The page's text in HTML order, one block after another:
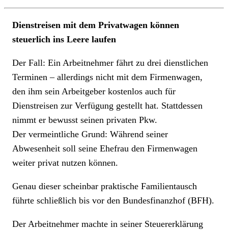
Dienstreisen mit dem Privatwagen können
steuerlich ins Leere laufen
Der Fall: Ein Arbeitnehmer fährt zu drei dienstlichen
Terminen – allerdings nicht mit dem Firmenwagen,
den ihm sein Arbeitgeber kostenlos auch für
Dienstreisen zur Verfügung gestellt hat. Stattdessen
nimmt er bewusst seinen privaten Pkw.
Der vermeintliche Grund: Während seiner
Abwesenheit soll seine Ehefrau den Firmenwagen
weiter privat nutzen können.
Genau dieser scheinbar praktische Familientausch
führte schließlich bis vor den Bundesfinanzhof (BFH).
Der Arbeitnehmer machte in seiner Steuererklärung